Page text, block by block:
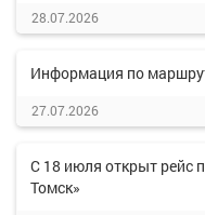
28.07.2026
Информация по
27.07.2026
С 18 июля открыт рейс
Томск»